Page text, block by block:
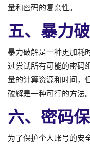
量和密码的复杂性。
五、暴力
暴力破解是一种更加耗
过尝试所有可能的密码
量的计算资源和时间，
破解是一种可行的方法。
六、密码
为了保护个人账号的安